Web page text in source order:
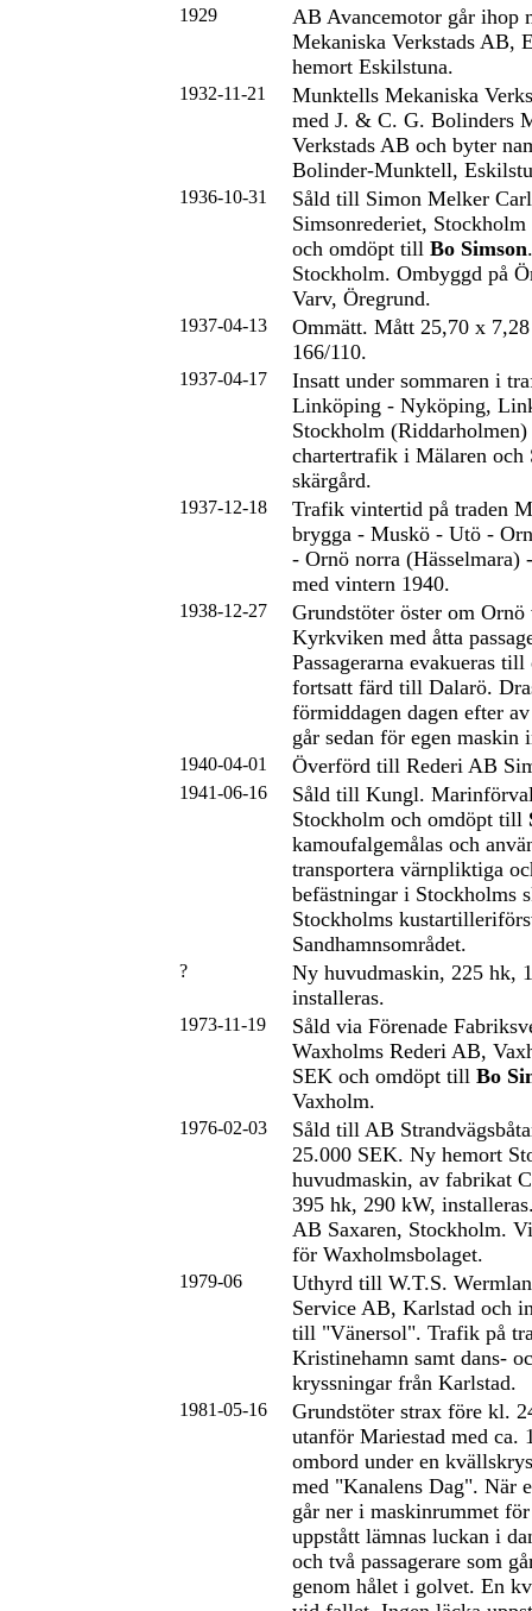
1929
AB Avancemotor går ihop
Mekaniska Verkstads AB,
hemort Eskilstuna.
1932-11-21
Munktells Mekaniska
med J. & C. G. Bolinders
Verkstads AB och byter
Bolinder-Munktell,
1936-10-31
Såld till Simon Melker
Simsonrederiet,
och omdöpt till Bo Simson
Stockholm. Ombyggd på
Varv, Öregrund.
1937-04-13
Ommätt. Mått 25,70 x 7,28
166/110.
1937-04-17
Insatt under sommaren i
Linköping - Nyköping,
Stockholm
chartertrafik i Mälaren och
skärgård.
1937-12-18
Trafik vintertid på traden
brygga - Muskö - Utö -
- Ornö norra
med vintern 1940.
1938-12-27
Grundstöter öster om
Kyrkviken med åtta
Passagerarna evakueras
fortsatt färd till Dalarö.
förmiddagen dagen efter
går sedan för egen
1940-04-01 Överförd till Rederi AB
1941-06-16
Såld till Kungl.
Stockholm och omdöpt till
kamoufalgemålas och
transportera värnpliktiga
befästningar i Stockholms
Stockholms
Sandhamnsområdet.
?
Ny huvudmaskin, 225 hk,
installeras.
1973-11-19
Såld via Förenade
Waxholms Rederi AB,
SEK och omdöpt till Bo
Vaxholm.
1976-02-03
Såld till AB
25.000 SEK. Ny hemort
huvudmaskin, av fabrikat
395 hk, 290 kW,
AB Saxaren, Stockholm.
för Waxholmsbolaget.
1979-06
Uthyrd till W.T.S.
Service AB, Karlstad och
till "Vänersol". Trafik på
Kristinehamn samt dans-
kryssningar från Karlstad.
1981-05-16
Grundstöter strax före kl.
utanför Mariestad med ca.
ombord under en
med "Kanalens Dag". När
går ner i maskinrummet
uppstått lämnas luckan i
och två passagerare som
genom hålet i golvet. En